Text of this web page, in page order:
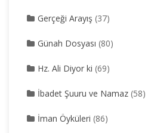
Gerçeği Arayış (37)
Günah Dosyası (80)
Hz. Ali Diyor ki (69)
İbadet Şuuru ve Namaz (58)
İman Öyküleri (86)